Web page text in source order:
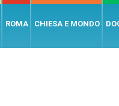
ROMA CHIESA E MONDO